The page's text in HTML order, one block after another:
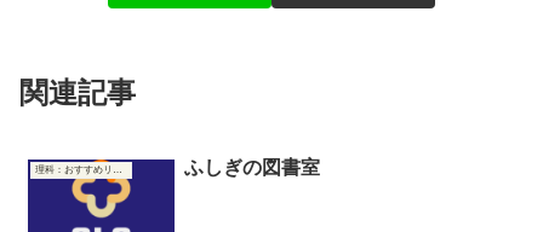
関連記事
理科：おすすめリンク集 ふしぎの図書室